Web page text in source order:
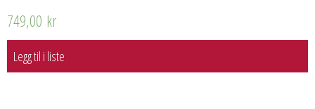
749,00 kr
Legg til i liste